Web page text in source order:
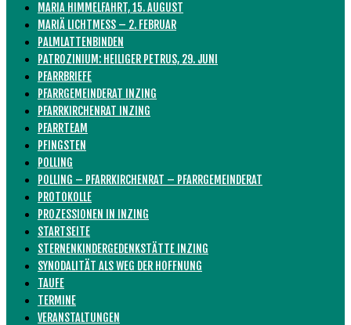
MARIA HIMMELFAHRT, 15. AUGUST
MARIÄ LICHTMESS – 2. FEBRUAR
PALMLATTENBINDEN
PATROZINIUM: HEILIGER PETRUS, 29. JUNI
PFARRBRIEFE
PFARRGEMEINDERAT INZING
PFARRKIRCHENRAT INZING
PFARRTEAM
PFINGSTEN
POLLING
POLLING – PFARRKIRCHENRAT – PFARRGEMEINDERAT
PROTOKOLLE
PROZESSIONEN IN INZING
STARTSEITE
STERNENKINDERGEDENKSTÄTTE INZING
SYNODALITÄT ALS WEG DER HOFFNUNG
TAUFE
TERMINE
VERANSTALTUNGEN